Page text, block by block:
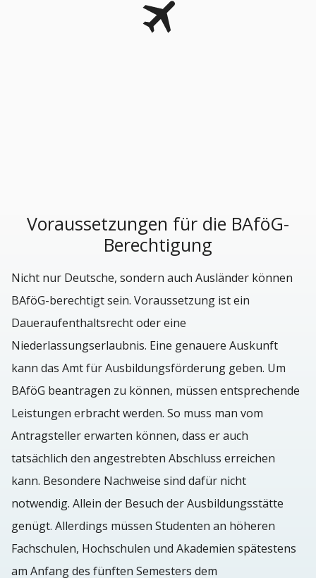
Voraussetzungen für die BAföG-
Berechtigung
Nicht nur Deutsche, sondern auch Ausländer können
BAföG-berechtigt sein. Voraussetzung ist ein
Daueraufenthaltsrecht oder eine
Niederlassungserlaubnis. Eine genauere Auskunft
kann das Amt für Ausbildungsförderung geben. Um
BAföG beantragen zu können, müssen entsprechende
Leistungen erbracht werden. So muss man vom
Antragsteller erwarten können, dass er auch
tatsächlich den angestrebten Abschluss erreichen
kann. Besondere Nachweise sind dafür nicht
notwendig. Allein der Besuch der Ausbildungsstätte
genügt. Allerdings müssen Studenten an höheren
Fachschulen, Hochschulen und Akademien spätestens
am Anfang des fünften Semesters dem